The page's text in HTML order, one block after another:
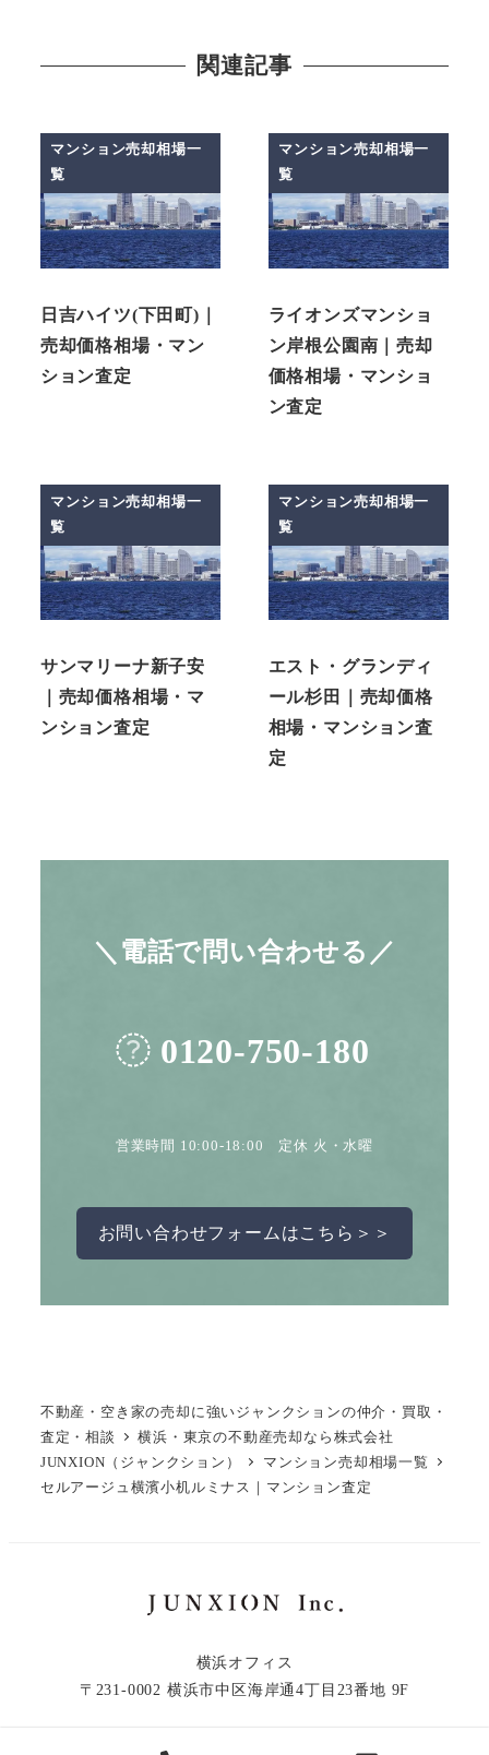
関連記事
マンション売却相場一
覧
日吉ハイツ(下田町)｜
売却価格相場・マン
ション査定
マンション売却相場一
覧
ライオンズマンショ
ン岸根公園南｜売却
価格相場・マンショ
ン査定
マンション売却相場一
覧
サンマリーナ新子安
｜売却価格相場・マ
ンション査定
マンション売却相場一
覧
エスト・グランディ
ール杉田｜売却価格
相場・マンション査
定
＼電話で問い合わせる／
0120-750-180
営業時間 10:00-18:00 定休 火・水曜
お問い合わせフォームはこちら＞＞
不動産・空き家の売却に強いジャンクションの仲介・買取・
査定・相談
横浜・東京の不動産売却なら株式会社
JUNXION（ジャンクション）
マンション売却相場一覧
セルアージュ横濱小机ルミナス｜マンション査定
横浜オフィス
〒231-0002 横浜市中区海岸通4丁目23番地 9F